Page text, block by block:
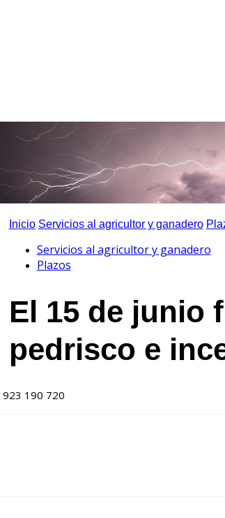
Inicio Servicios al agricultor y ganadero
Servicios al agricultor y ganadero
Plazos
El 15 de junio
pedrisco e
923 190 720